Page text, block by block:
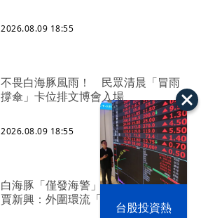
漢光42演習 台股投資熱
2026.08.09 18:55
不畏白海豚風雨！ 民眾清晨「冒雨
撐傘」卡位排文博會入場
2026.08.09 18:55
白海豚「僅發海警」風雨卻超強！
賈新興：外圍環流「結構更紮實」